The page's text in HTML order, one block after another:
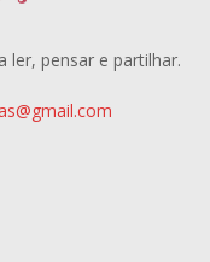
ler, pensar e partilhar.